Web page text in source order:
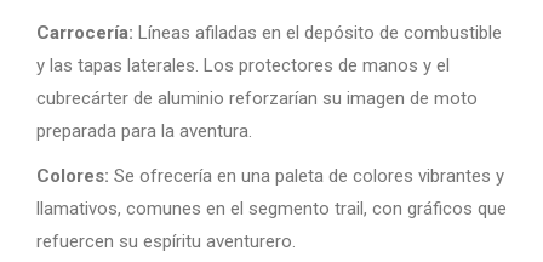
Carrocería: Líneas afiladas en el depósito de combustible
y las tapas laterales. Los protectores de manos y el
cubrecárter de aluminio reforzarían su imagen de moto
preparada para la aventura.
Colores: Se ofrecería en una paleta de colores vibrantes y
llamativos, comunes en el segmento trail, con gráficos que
refuercen su espíritu aventurero.